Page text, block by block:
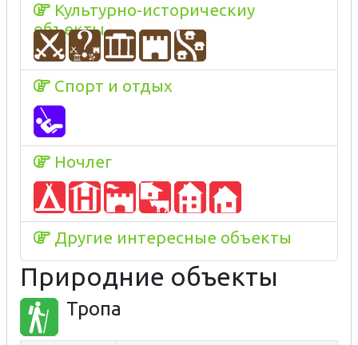
Культурно-историческиу
объекты
Спорт и отдых
Ночлег
Другие интересные объекты
Природние объекты
Тропа